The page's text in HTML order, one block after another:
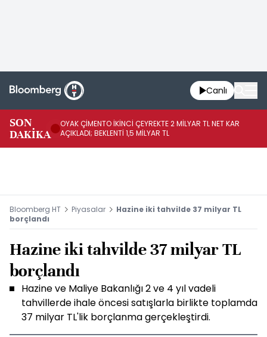
Canlı
SON
DAKİKA
OYAK ÇİMENTO İKİNCİ ÇEYREKTE 2 MİLYAR TL NET KAR
AÇIKLADI; BEKLENTİ 1,5 MİLYAR TL
Bloomberg HT Piyasalar
Hazine iki tahvilde 37 milyar TL
borçlandı
Hazine iki tahvilde 37 milyar TL
borçlandı
Hazine ve Maliye Bakanlığı 2 ve 4 yıl vadeli
tahvillerde ihale öncesi satışlarla birlikte toplamda
37 milyar TL'lik borçlanma gerçekleştirdi.